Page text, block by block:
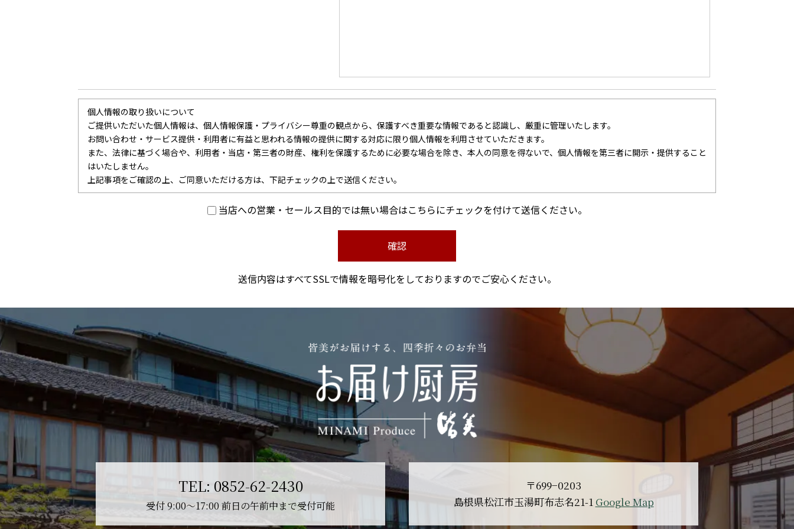
個人情報の取り扱いについて
ご提供いただいた個人情報は、個人情報保護・プライバシー尊重の観点から、保護すべき重要な情報であると認識し、厳重に管理いたします。
お問い合わせ・サービス提供・利用者に有益と思われる情報の提供に関する対応に限り個人情報を利用させていただきます。
また、法律に基づく場合や、利用者・当店・第三者の財産、権利を保護するために必要な場合を除き、本人の同意を得ないで、個人情報を第三者に開示・提供すること
はいたしません。
上記事項をご確認の上、ご同意いただける方は、下記チェックの上で送信ください。
当店への営業・セールス目的では無い場合はこちらにチェックを付けて送信ください。
送信内容はすべてSSLで情報を暗号化をしておりますのでご安心ください。
TEL: 0852-62-2430
受付 9:00〜17:00 前日の午前中まで受付可能
〒699−0203
島根県松江市玉湯町布志名21-1 Google Map